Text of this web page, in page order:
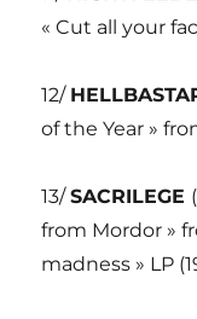
« Cut all your
12/
of the Year »
13/SACRILEGE
from Mordor »
madness » LP